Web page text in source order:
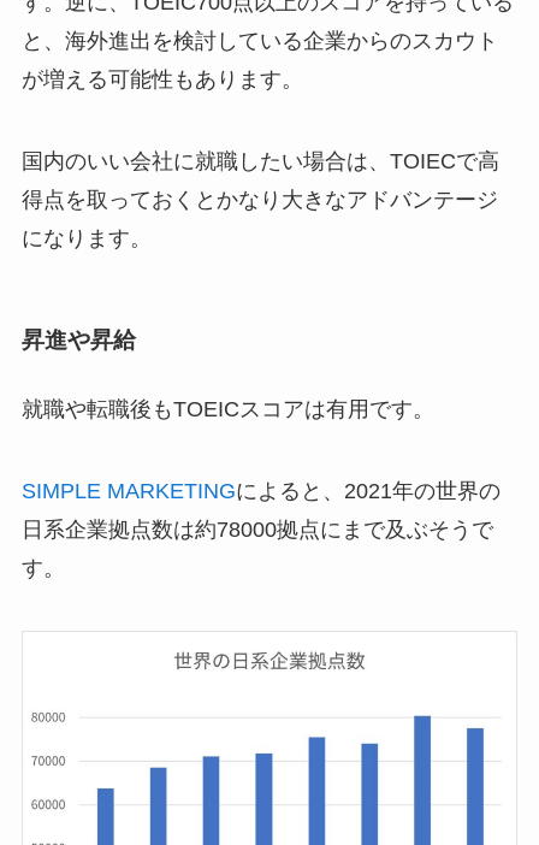
と、海外進出を検討している企業からのスカウト
が増える可能性もあります。
国内のいい会社に就職したい場合は、TOIECで高
得点を取っておくとかなり大きなアドバンテージ
になります。
昇進や昇給
就職や転職後もTOEICスコアは有用です。
SIMPLE MARKETINGによると、2021年の世界の
日系企業拠点数は約78000拠点にまで及ぶそうで
す。